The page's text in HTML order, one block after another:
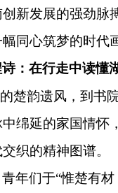
新发展的强劲脉
同心筑梦的时代
：在行走中读懂
楚韵遗风，到书
绵延的家国情怀
织的精神图谱。
年们于“惟楚有